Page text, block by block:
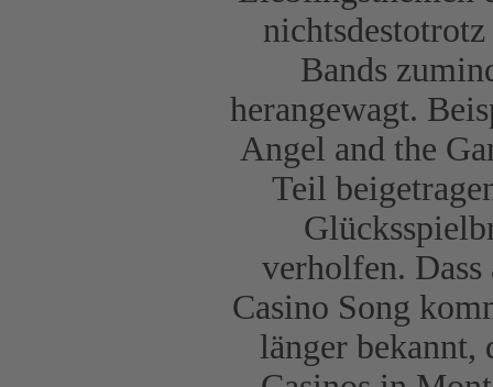
Bands
herangewagt.
Angel and the
Teil
verholfen. Dass
Casino Song
länger bekannt,